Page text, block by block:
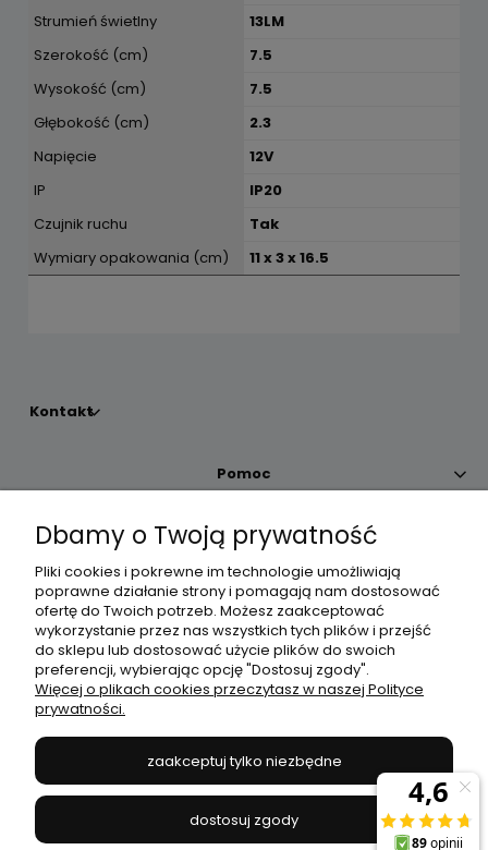
Strumień świetlny
13LM
Szerokość (cm)
7.5
Wysokość (cm)
7.5
Głębokość (cm)
2.3
Napięcie
12V
IP
IP20
Czujnik ruchu
Tak
Wymiary opakowania (cm)
11 x 3 x 16.5
Kontakt
Pomoc
Moje konto
Płatności i dostawa
Informacje
JANEX
669-050-03-43
504 545 749//E-mail:sklep@janexmarket.pl
Dbamy o Twoją prywatność
Pliki cookies i pokrewne im technologie umożliwiają
poprawne działanie strony i pomagają nam dostosować
ofertę do Twoich potrzeb. Możesz zaakceptować
wykorzystanie przez nas wszystkich tych plików i przejść
do sklepu lub dostosować użycie plików do swoich
preferencji, wybierając opcję "Dostosuj zgody".
Więcej o plikach cookies przeczytasz w naszej Polityce
prywatności.
zaakceptuj tylko niezbędne
dostosuj zgody